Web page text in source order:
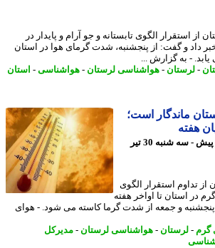
الگوی تابستانه و جو آرام و پایدار در
داد و گفت: از پنجشنبه، شدت گرمای هوا در استان
- به گزارش ...
لرستان-هواشناسی لرستان-هواشناسی-استان
ماندگار است؛
15 روز پیش - سه شنبه 30 تیر
استقرار الگوی
استان تا اواخر هفته
و جمعه از شدت گرما کاسته می شود. - هوای
-لرستان-هواشناسی لرستان-مدیرکل